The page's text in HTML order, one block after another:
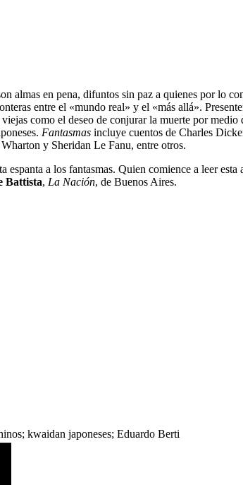
almas en pena, difuntos sin paz a quienes por lo
entre el «mundo real» y el «más allá».
como el deseo de conjurar la muerte por medio
Fantasmas incluye cuentos de Charles
y Sheridan Le Fanu, entre otros.
a los fantasmas. Quien comience a leer
Battista, La Nación, de Buenos Aires.
kwaidan japoneses; Eduardo Berti